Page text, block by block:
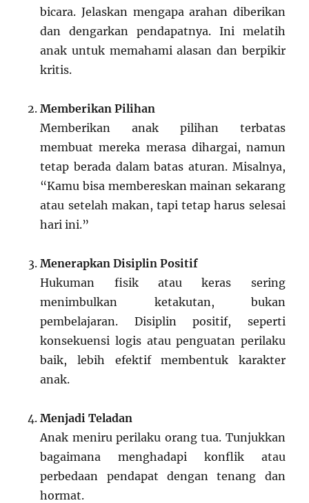
bicara. Jelaskan mengapa arahan diberikan
dan dengarkan pendapatnya. Ini melatih
anak untuk memahami alasan dan berpikir
kritis.
Memberikan Pilihan
Memberikan anak pilihan terbatas
membuat mereka merasa dihargai, namun
tetap berada dalam batas aturan. Misalnya,
“Kamu bisa membereskan mainan sekarang
atau setelah makan, tapi tetap harus selesai
hari ini.”
Menerapkan Disiplin Positif
Hukuman fisik atau keras sering
menimbulkan ketakutan, bukan
pembelajaran. Disiplin positif, seperti
konsekuensi logis atau penguatan perilaku
baik, lebih efektif membentuk karakter
anak.
Menjadi Teladan
Anak meniru perilaku orang tua. Tunjukkan
bagaimana menghadapi konflik atau
perbedaan pendapat dengan tenang dan
hormat.